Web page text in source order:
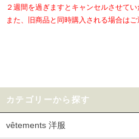
２週間を過ぎますとキャンセルさせてい
また、旧商品と同時購入される場合はご
カテゴリーから探す
vêtements 洋服